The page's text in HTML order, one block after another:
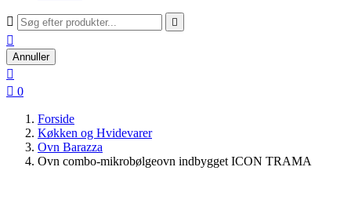
 

Annuller

 0
Forside
Køkken og Hvidevarer
Ovn Barazza
Ovn combo-mikrobølgeovn indbygget ICON TRAMA